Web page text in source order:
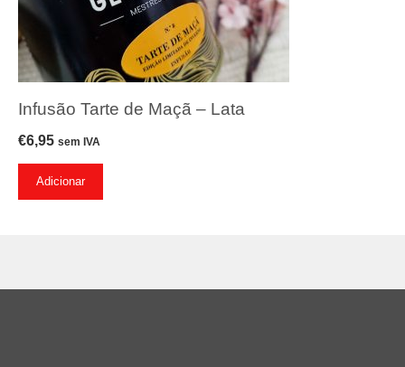
Infusão Tarte de Maçã – Lata
€6,95 sem IVA
Adicionar